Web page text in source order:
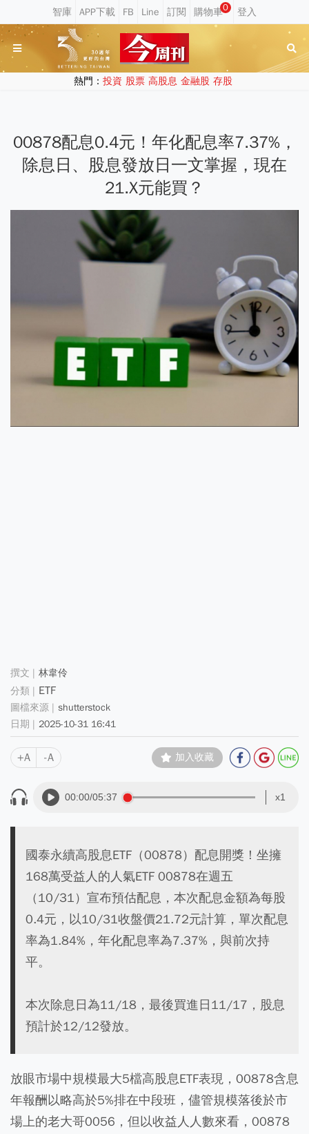
0
熱門： 投資 股票 高股息 金融股 存股
00878配息0.4元！年化配息率7.37%，
除息日、股息發放日一文掌握，現在
21.X元能買？
林韋伶
ETF
shutterstock
2025-10-31 16:41
+A -A 加入收藏
00:00/05:37 x1
國泰永續高股息ETF（00878）配息開獎！坐擁
168萬受益人的人氣ETF 00878在週五
（10/31）宣布預估配息，本次配息金額為每股
0.4元，以10/31收盤價21.72元計算，單次配息
率為1.84%，年化配息率為7.37%，與前次持
平。
本次除息日為11/18，最後買進日11/17，股息
預計於12/12發放。
放眼市場中規模最大5檔高股息ETF表現，00878含息
年報酬以略高於5%排在中段班，儘管規模落後於市
場上的老大哥0056，但以收益人人數來看，00878